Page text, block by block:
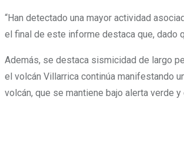
“Han detectado una mayor actividad
el final de este informe destaca que, dado
Además, se destaca sismicidad de largo
el volcán Villarrica continúa manifestando
volcán, que se mantiene bajo alerta verde